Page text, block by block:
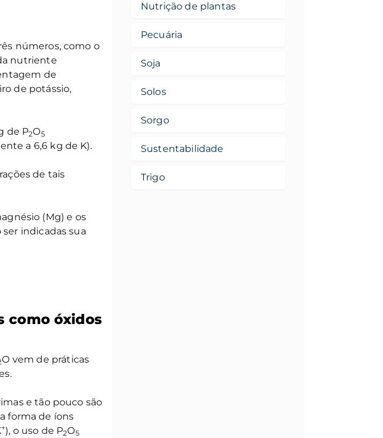
números, como o
nutriente
de
de potássio,
de P2O5
a 6,6 kg de K).
de tais
(Mg) e os
indicadas sua
como óxidos
O vem de práticas
e tão pouco são
forma de íons
+), o uso de P2O5
Nutrição de plantas
Pecuária
Soja
Solos
Sorgo
Sustentabilidade
Trigo